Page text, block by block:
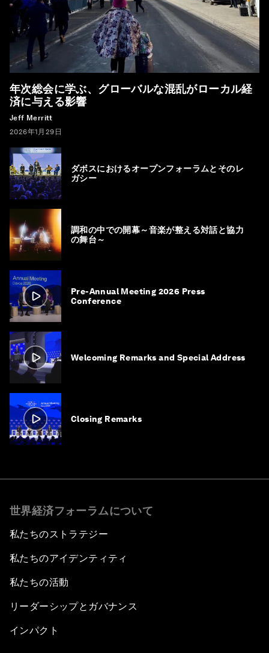
年次総会に学ぶ、グローバルな混乱がローカル経
済に与える影響
Jeff Merritt
2026年1月29日
ダボスにおけるオープンフォーラムとそのレ
ガシー
調和の中での開幕～音楽が整える対話と協力
の舞台～
Pre-Annual Meeting 2026 Press
Conference
Welcoming Remarks and Special Address
Closing Remarks
世界経済フォーラムについて
私たちのストラテジー
私たちのアイデンティティ
私たちの活動
リーダーシップとガバナンス
インパクト